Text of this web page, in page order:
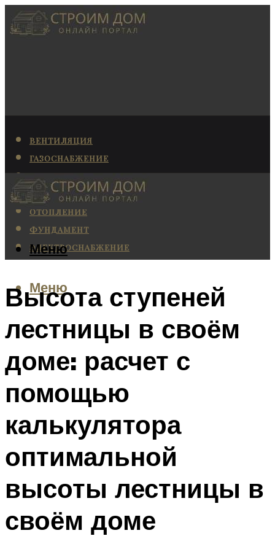
ВЕНТИЛЯЦИЯ
ГАЗОСНАБЖЕНИЕ
КАНАЛИЗАЦИЯ
КОНДИЦИОНИРОВАНИЕ
ОТОПЛЕНИЕ
ФУНДАМЕНТ
ЭЛЕКТРОСНАБЖЕНИЕ
Меню
Меню
Высота ступеней
лестницы в своём
доме: расчет с
помощью
калькулятора
оптимальной
высоты лестницы в
своём доме